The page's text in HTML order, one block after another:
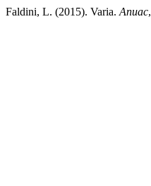
Faldini, L. (2015). Varia. Anuac,